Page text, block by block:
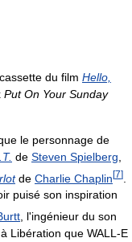
du film Hello,
Put On Your Sunday
le personnage de
de Steven Spielberg
de Charlie Chaplin[7]
puisé son inspiration
, l'ingénieur du son
Libération que WALL-E